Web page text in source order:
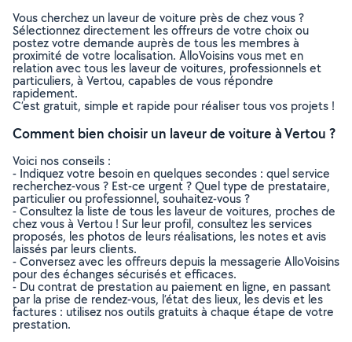
Vous cherchez un laveur de voiture près de chez vous ?
Sélectionnez directement les offreurs de votre choix ou
postez votre demande auprès de tous les membres à
proximité de votre localisation. AlloVoisins vous met en
relation avec tous les laveur de voitures, professionnels et
particuliers, à Vertou, capables de vous répondre
rapidement.
C’est gratuit, simple et rapide pour réaliser tous vos projets !
Comment bien choisir un laveur de voiture à Vertou ?
Voici nos conseils :
- Indiquez votre besoin en quelques secondes : quel service
recherchez-vous ? Est-ce urgent ? Quel type de prestataire,
particulier ou professionnel, souhaitez-vous ?
- Consultez la liste de tous les laveur de voitures, proches de
chez vous à Vertou ! Sur leur profil, consultez les services
proposés, les photos de leurs réalisations, les notes et avis
laissés par leurs clients.
- Conversez avec les offreurs depuis la messagerie AlloVoisins
pour des échanges sécurisés et efficaces.
- Du contrat de prestation au paiement en ligne, en passant
par la prise de rendez-vous, l’état des lieux, les devis et les
factures : utilisez nos outils gratuits à chaque étape de votre
prestation.